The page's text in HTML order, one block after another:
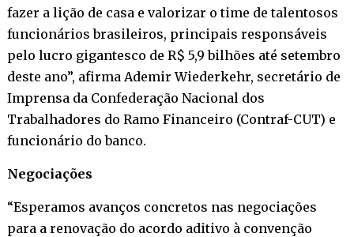
fazer a lição de casa e valorizar o time de talentosos
funcionários brasileiros, principais responsáveis
pelo lucro gigantesco de R$ 5,9 bilhões até setembro
deste ano”, afirma Ademir Wiederkehr, secretário de
Imprensa da Confederação Nacional dos
Trabalhadores do Ramo Financeiro (Contraf-CUT) e
funcionário do banco.
Negociações
“Esperamos avanços concretos nas negociações
para a renovação do acordo aditivo à convenção